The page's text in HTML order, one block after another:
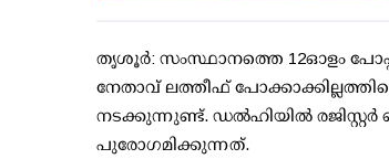
തൃശൂര്‍: സംസ്ഥാനത്തെ 12ഓളം
നേതാവ് ലത്തീഫ്
നടക്കുന്നുണ്ട്. ഡല്‍ഹിയില്‍
പുരോഗമിക്കുന്നത്.